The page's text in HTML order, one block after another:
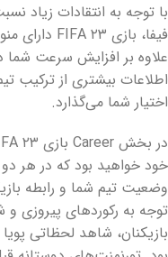
علاوه بر افزایش سرعت
اطلاعات بیشتری از ترکیب
اختیار شما می‌گذارد.
وضعیت تیم شما و رابطه
توجه به رکوردهای پیروزی
بازیکنان، شاهد لحظاتی